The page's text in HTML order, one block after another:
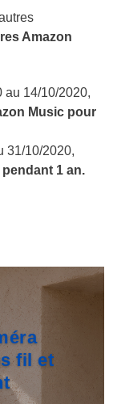
Amazon
au 14/10/2020,
Music pour
31/10/2020,
1 an.
fil et